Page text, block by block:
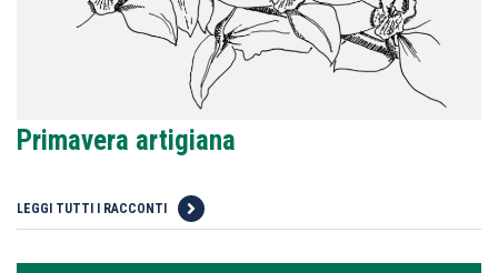
Primavera artigiana
LEGGI TUTTI I RACCONTI